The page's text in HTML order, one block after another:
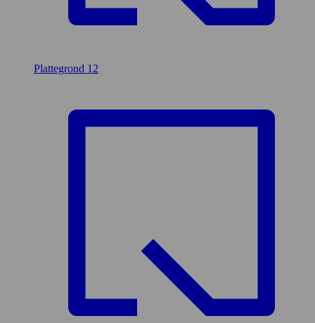
Plattegrond 12